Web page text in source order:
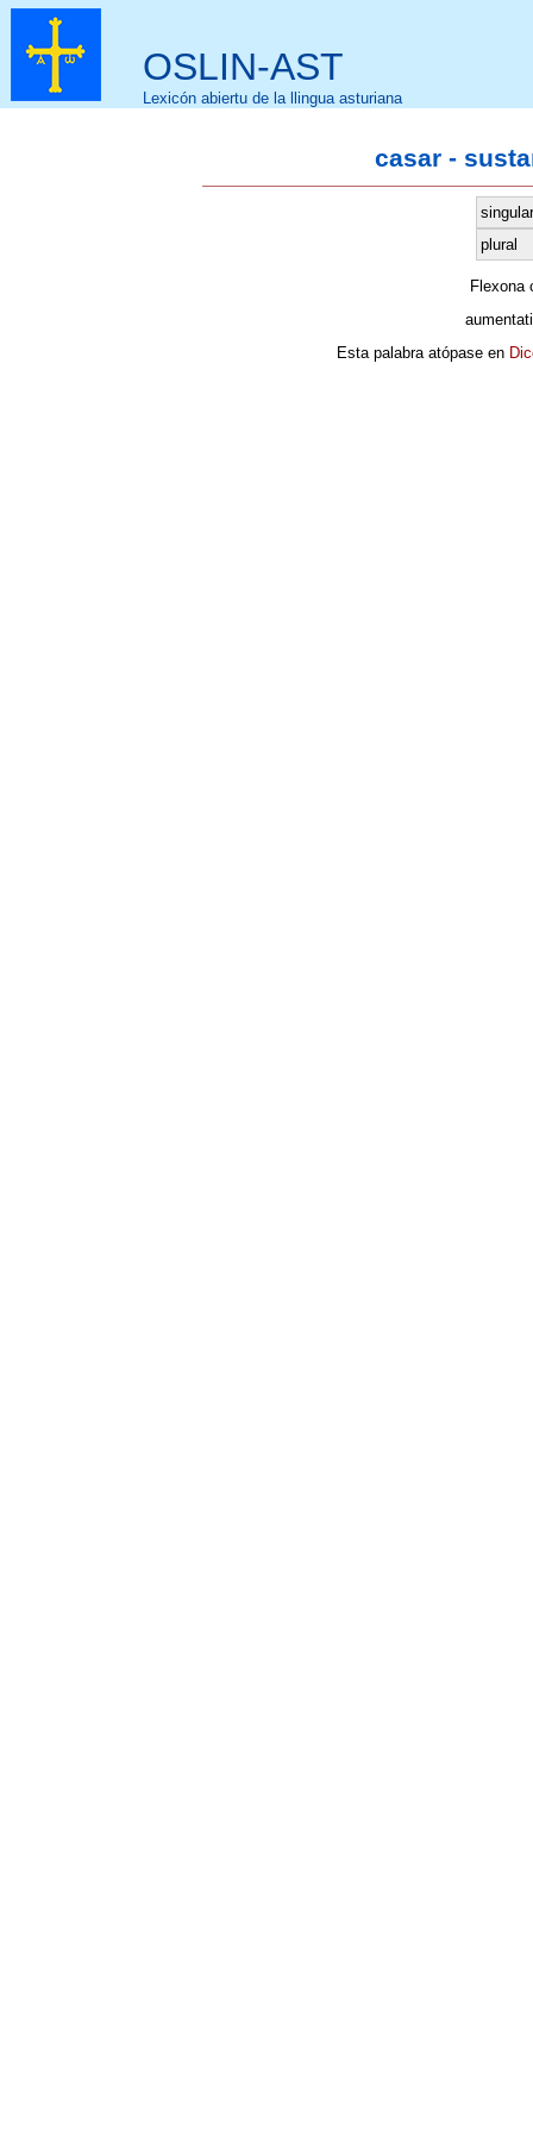
OSLIN-AST
Lexicón abiertu de la llingua asturiana
casar -
singular
plural
Flexona
Esta palabra atópase en